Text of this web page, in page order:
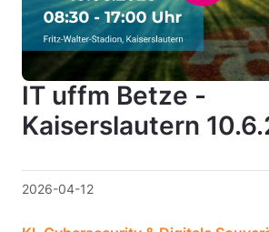
IT uffm Betze -
Kaiserslautern
2026-04-12